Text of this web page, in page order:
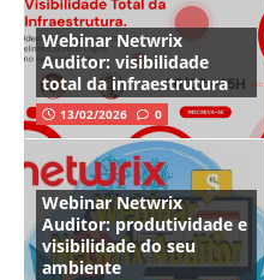
Webinar Netwrix
Auditor: visibilidade
total da infraestrutura
13/02/2026 0
Webinar Netwrix
Auditor: produtividade e
visibilidade do seu
ambiente